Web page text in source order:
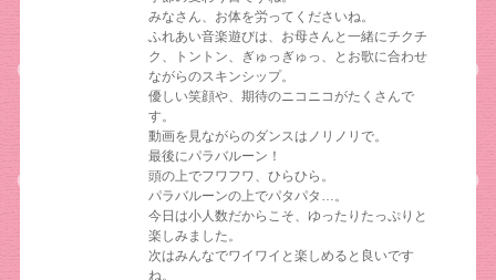
みなさん、お体を労ってくださいね。
ふれあい音楽遊びは、お母さんと一緒にチクチ
ク、トントン、ぎゅっぎゅっ、とお歌に合わせ
ながらのスキンシップ。
優しい笑顔や、期待のニコニコがたくさんで
す。
動画を見ながらのダンスはノリノリで。
最後にパラバルーン！
頭の上でフワフワ、ひらひら。
パラバルーンの上でパタパタ…。
今日は小人数だからこそ、ゆったりたっぷりと
楽しみました。
次はみんなでワイワイと楽しめると良いです
ね。